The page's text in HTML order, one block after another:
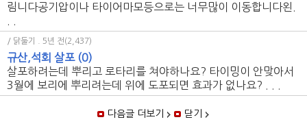
림니다공기압이나 타이어마모등으로는 너무많이 이동합니다왼.
/ 닭둘기 . 5년 전(2,437)
규산,석회 살포 (0)
살포하려는데 뿌리고 로타리를 쳐야하나요? 타이밍이 안맞아서
3월에 보리에 뿌리려는데 위에 도포되면 효과가 없나요? . . .
다음글 더보기 닫기